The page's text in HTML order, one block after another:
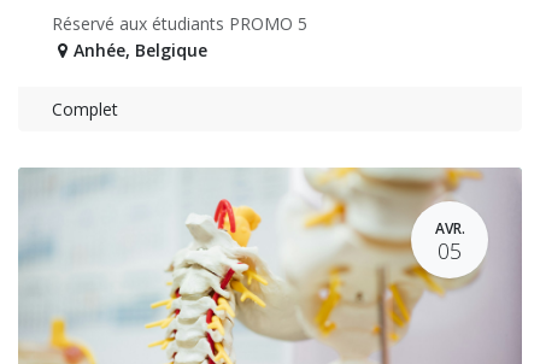
Réservé aux étudiants PROMO 5
Anhée, Belgique
Complet
AVR.
05